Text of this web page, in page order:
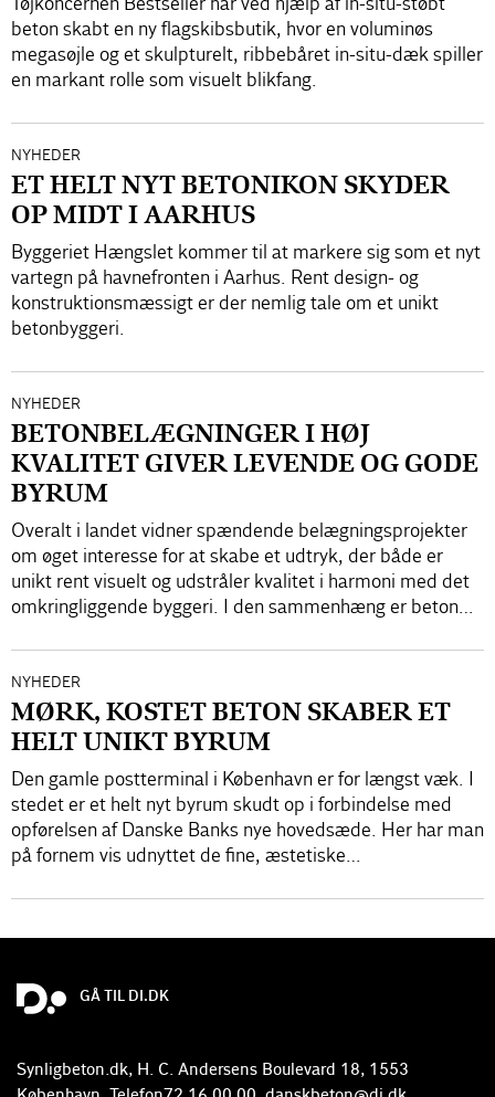
beton skabt en ny flagskibsbutik, hvor en voluminøs
megasøjle og et skulpturelt, ribbebåret in-situ-dæk spiller
en markant rolle som visuelt blikfang.
NYHEDER
ET HELT NYT BETONIKON SKYDER
OP MIDT I AARHUS
Byggeriet Hængslet kommer til at markere sig som et nyt
vartegn på havnefronten i Aarhus. Rent design- og
konstruktionsmæssigt er der nemlig tale om et unikt
betonbyggeri.
NYHEDER
BETONBELÆGNINGER I HØJ
KVALITET GIVER LEVENDE OG GODE
BYRUM
Overalt i landet vidner spændende belægningsprojekter
om øget interesse for at skabe et udtryk, der både er
unikt rent visuelt og udstråler kvalitet i harmoni med det
omkringliggende byggeri. I den sammenhæng er beton…
NYHEDER
MØRK, KOSTET BETON SKABER ET
HELT UNIKT BYRUM
Den gamle postterminal i København er for længst væk. I
stedet er et helt nyt byrum skudt op i forbindelse med
opførelsen af Danske Banks nye hovedsæde. Her har man
på fornem vis udnyttet de fine, æstetiske…
GÅ TIL DI.DK
Synligbeton.dk, H. C. Andersens Boulevard 18, 1553